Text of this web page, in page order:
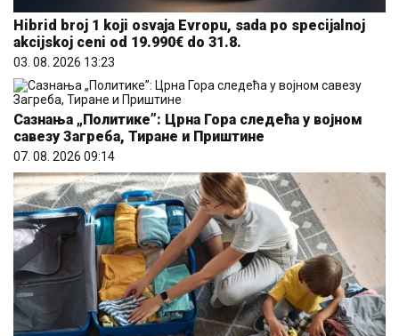
Hibrid broj 1 koji osvaja Evropu, sada po specijalnoj
akcijskoj ceni od 19.990€ do 31.8.
03. 08. 2026 13:23
Сазнања „Политике”: Црна Гора следећа у војном
савезу Загреба, Тиране и Приштине
07. 08. 2026 09:14